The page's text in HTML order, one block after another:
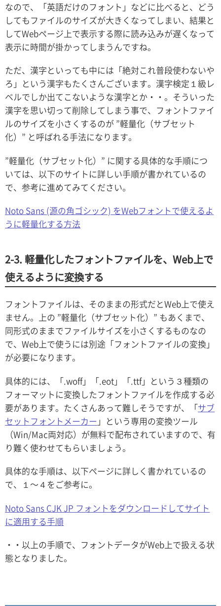
なので、「英語だけのフォント」などに比べると、どう
してもファイルのサイズが大きくなってしまい、結果と
してWebページ上で表示する際に読み込みが遅くなって
表示に時間が掛かってしまうんですね。
ただ、漢字といっても中には「絶対これ普段使わないや
ろ」という漢字もたくさんございます。漢字検定１級レ
ベルでしか出てこないような漢字とか・・。そういった
漢字を思い切って削除してしまう事で、フォントファイ
ルのサイズを小さくするのが ”軽量化（サブセット
化）” と呼ばれる手法になります。
”軽量化（サブセット化）” に関する具体的な手順につ
いては、以下のサイトに詳しい手順が書かれているの
で、参考に進めてみてください。
Noto Sans (源の角ゴシック) をWebフォントで使えるよ
うに軽量化する方法
2-3. 軽量化したフォントファイルを、Web上で
使えるように変換する
フォントファイルは、そのままの形式だとWeb上で使え
ません。上の ”軽量化（サブセット化）” もあくまで、
同形式のままでファイルサイズを小さくするものなの
で、Web上で使うには別途「フォントファイルの変換」
が必要になります。
具体的には、「.woff」「.eot」「.ttf」という３種類の
フォーマットに変換したフォントファイルを作成する必
要があります。たくさんあって難しそうですが、「サブ
セットフォントメーカー 」という専用の変換ツール
（Win/Mac両対応）が無料で配布されていますので、有
り難く使わせてもらいましょう。
具体的な手順は、以下ページに詳しく書かれているの
で、１〜４をご参考に。
Noto Sans CJK JP フォントをダウンロードしてサイト
に適用する手順
・・以上の手順で、フォントデータがWeb上で扱える状
態となりました。